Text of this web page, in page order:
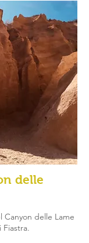
delle
Canyon delle Lame
Fiastra.